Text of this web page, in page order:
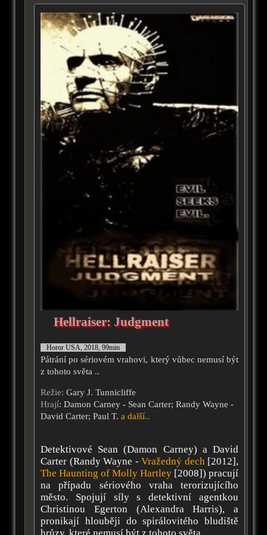
Hellraiser: Judgment
Horor USA, 2018, 99min
Pátrání po sériovém vrahovi, který vůbec nemusí být
z tohoto světa ..
Režie: Gary J. Tunnicliffe
Hrají: Damon Carney - Sean Carter; Randy Wayne -
David Carter; Paul T. a další..
Detektivové Sean (Damon Carney) a David
Carter (Randy Wayne -Vražedný dech[2012],
The Haunting of Molly Hartley [2008]) pracují
na případu sériového vraha terorizujícího
město. Spojují síly s detektivní agentkou
Christinou Egerton (Alexandra Harris), a
pronikají hlouběji do spirálovitého bludiště